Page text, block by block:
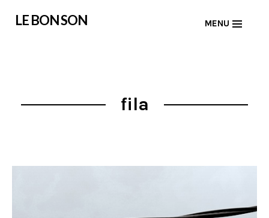
LE BON SON MENU
fila